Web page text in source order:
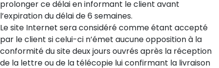
prolonger ce délai en informant le client avant
l’expiration du délai de 6 semaines.
Le site Internet sera considéré comme étant accepté
par le client si celui-ci n’émet aucune opposition à la
conformité du site deux jours ouvrés après la réception
de la lettre ou de la télécopie lui confirmant la livraison